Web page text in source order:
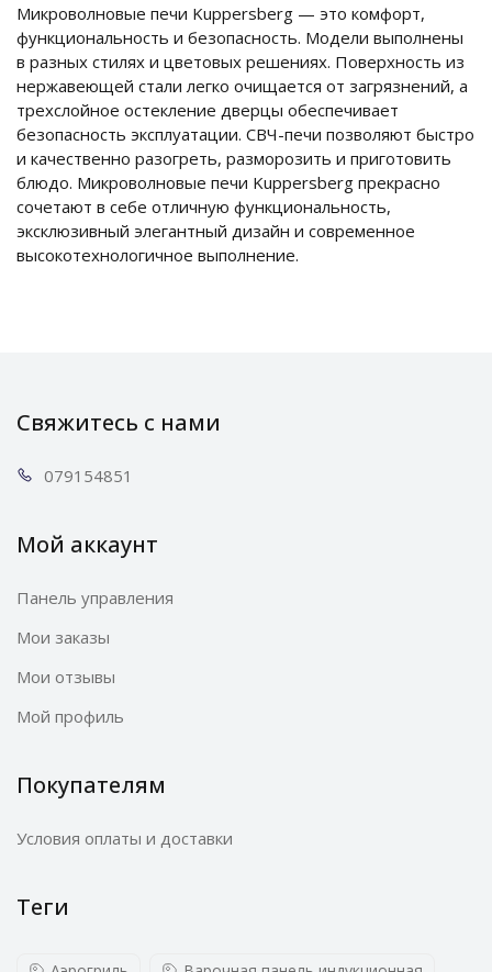
Микроволновые печи Kuppersberg — это комфорт,
функциональность и безопасность. Модели выполнены
в разных стилях и цветовых решениях. Поверхность из
нержавеющей стали легко очищается от загрязнений, а
трехслойное остекление дверцы обеспечивает
безопасность эксплуатации. СВЧ-печи позволяют быстро
и качественно разогреть, разморозить и приготовить
блюдо. Микроволновые печи Kuppersberg прекрасно
сочетают в себе отличную функциональность,
эксклюзивный элегантный дизайн и современное
высокотехнологичное выполнение.
Свяжитесь с нами
0791 54851
Мой аккаунт
Панель управления
Мои заказы
Мои отзывы
Мой профиль
Покупателям
Условия оплаты и доставки
Теги